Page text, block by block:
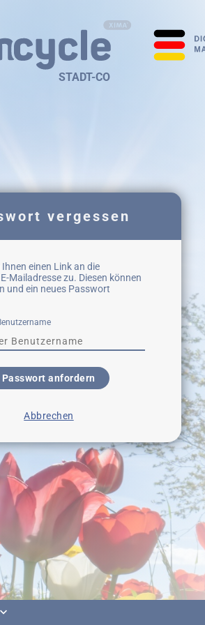
STADT-CO
vergessen
einen Link an die
Mailadresse zu. Diesen können
und ein neues Passwort
Passwort anfordern
Abbrechen